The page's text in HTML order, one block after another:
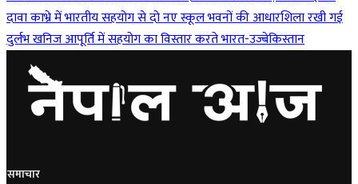
दावाकाभ्रे में भारतीय सहयोग से दो नए स्कूल भवनों की आधारशिला रखी गई
दुर्लभ खनिज आपूर्ति में सहयोग का विस्तार करते भारत-उज्बेकिस्तान
समाचार